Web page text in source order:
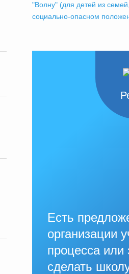
"Волну" (для детей из
социально-опасном
Есть
организации
процесса или
сделать